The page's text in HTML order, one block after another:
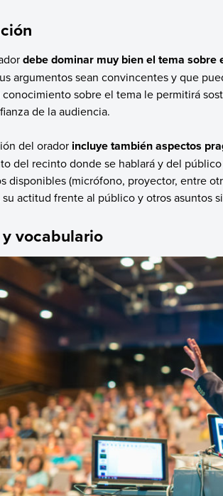
debe dominar muy bien el tema sobre
argumentos sean convincentes y que
conocimiento sobre el tema le permitirá
de la audiencia.
del orador incluye también aspectos
del recinto donde se hablará y del
disponibles (micrófono, proyector, entre
actitud frente al público y otros asuntos
vocabulario